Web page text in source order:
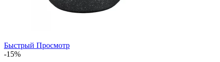
Быстрый Просмотр
-15%